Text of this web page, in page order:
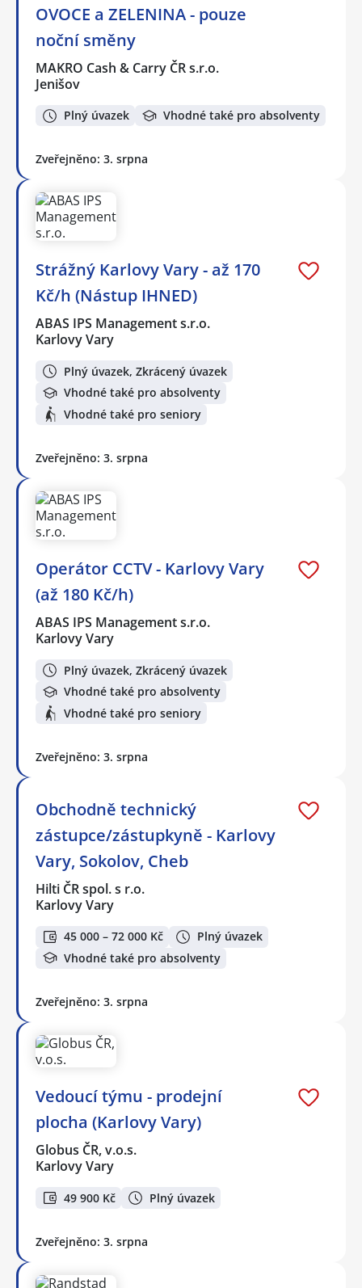
OVOCE a ZELENINA - pouze
noční směny
MAKRO Cash & Carry ČR s.r.o.
Jenišov
Plný úvazek Vhodné také pro absolventy
Zveřejněno: 3. srpna
Strážný Karlovy Vary - až 170
Kč/h (Nástup IHNED)
ABAS IPS Management s.r.o.
Karlovy Vary
Plný úvazek, Zkrácený úvazek
Vhodné také pro absolventy
Vhodné také pro seniory
Zveřejněno: 3. srpna
Operátor CCTV - Karlovy Vary
(až 180 Kč/h)
ABAS IPS Management s.r.o.
Karlovy Vary
Plný úvazek, Zkrácený úvazek
Vhodné také pro absolventy
Vhodné také pro seniory
Zveřejněno: 3. srpna
Obchodně technický
zástupce/zástupkyně - Karlovy
Vary, Sokolov, Cheb
Hilti ČR spol. s r.o.
Karlovy Vary
45 000 – 72 000 Kč
Plný úvazek
Vhodné také pro absolventy
Zveřejněno: 3. srpna
Vedoucí týmu - prodejní
plocha (Karlovy Vary)
Globus ČR, v.o.s.
Karlovy Vary
49 900 Kč Plný úvazek
Zveřejněno: 3. srpna